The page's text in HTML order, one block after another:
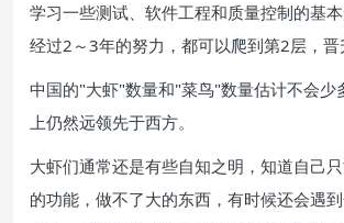
学习一些测试、软件工程和质量控制的基
经过2～3年的努力，都可以爬到第2层，晋
中国的"大虾"数量和"菜鸟"数量估计不会少
上仍然远领先于西方。
大虾们通常还是有些自知之明，知道自己
的功能，做不了大的东西，有时候还会遇